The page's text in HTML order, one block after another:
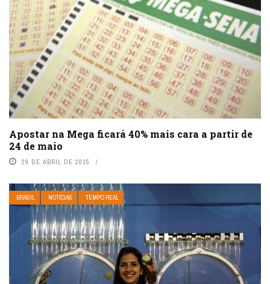
Apostar na Mega ficará 40% mais cara a partir de
24 de maio
29 DE ABRIL DE 2015
BRASIL NOTÍCIAS TEMPO REAL